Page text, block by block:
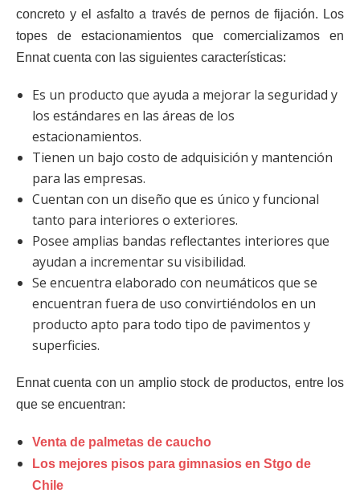
concreto y el asfalto a través de pernos de fijación. Los
topes de estacionamientos que comercializamos en
Ennat cuenta con las siguientes características:
Es un producto que ayuda a mejorar la seguridad y
los estándares en las áreas de los
estacionamientos.
Tienen un bajo costo de adquisición y mantención
para las empresas.
Cuentan con un diseño que es único y funcional
tanto para interiores o exteriores.
Posee amplias bandas reflectantes interiores que
ayudan a incrementar su visibilidad.
Se encuentra elaborado con neumáticos que se
encuentran fuera de uso convirtiéndolos en un
producto apto para todo tipo de pavimentos y
superficies.
Ennat cuenta con un amplio stock de productos, entre los
que se encuentran:
Venta de palmetas de caucho
Los mejores pisos para gimnasios en Stgo de
Chile